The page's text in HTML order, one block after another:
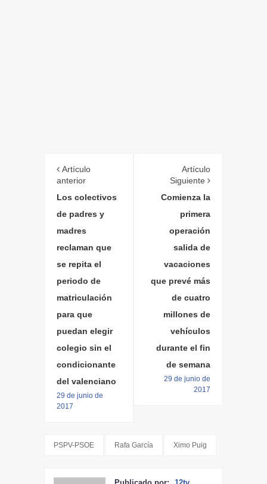
Artículo
anterior
Los colectivos
de padres y
madres
reclaman que
se repita el
periodo de
matriculación
para que
puedan elegir
colegio sin el
condicionante
del valenciano
29 de junio de
2017
Artículo
Siguiente
Comienza la
primera
operación
salida de
vacaciones
que prevé más
de cuatro
millones de
vehículos
durante el fin
de semana
29 de junio de
2017
PSPV-PSOE Rafa García Ximo Puig